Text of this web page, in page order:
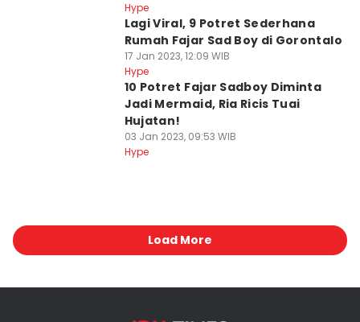
Hype
Lagi Viral, 9 Potret Sederhana
Rumah Fajar Sad Boy di Gorontalo
17 Jan 2023, 12:09 WIB
Hype
10 Potret Fajar Sadboy Diminta
Jadi Mermaid, Ria Ricis Tuai
Hujatan!
03 Jan 2023, 09:53 WIB
Hype
Load More